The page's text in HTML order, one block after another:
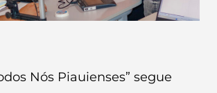
Nós Piauienses” segue